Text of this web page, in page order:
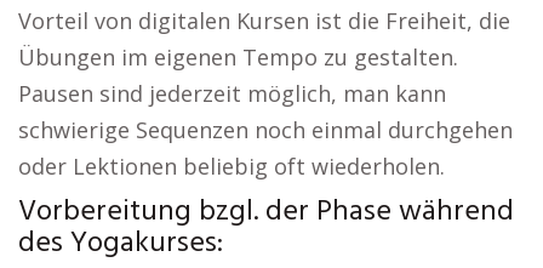
Vorteil von digitalen Kursen ist die Freiheit, die
Übungen im eigenen Tempo zu gestalten.
Pausen sind jederzeit möglich, man kann
schwierige Sequenzen noch einmal durchgehen
oder Lektionen beliebig oft wiederholen.
Vorbereitung bzgl. der Phase während
des Yogakurses: